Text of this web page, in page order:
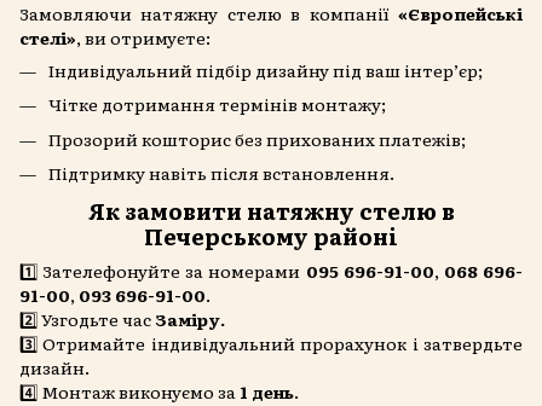
Замовляючи натяжну стелю в компанії «Європейські
стелі», ви отримуєте:
Індивідуальний підбір дизайну під ваш інтер’єр;
Чітке дотримання термінів монтажу;
Прозорий кошторис без прихованих платежів;
Підтримку навіть після встановлення.
Як замовити натяжну стелю в
Печерському районі
1️⃣ Зателефонуйте за номерами 095 696-91-00, 068 696-
91-00, 093 696-91-00.
2️⃣ Узгодьте час Заміру.
3️⃣ Отримайте індивідуальний прорахунок і затвердьте
дизайн.
4️⃣ Монтаж виконуємо за 1 день.